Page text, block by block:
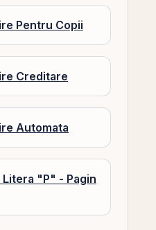
Pentru Copii
Creditare
Automata
"P" - Pagin